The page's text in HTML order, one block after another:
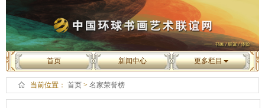
首页 新闻中心 更多栏目
当前位置： 首页 > 名家荣誉榜